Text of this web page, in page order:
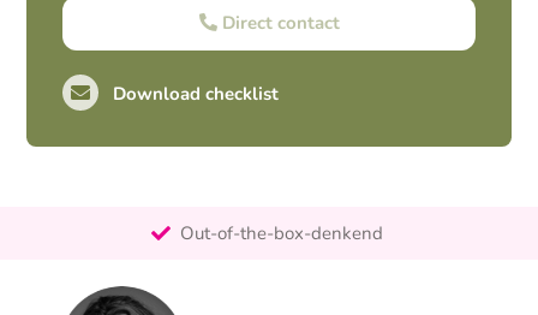
Direct contact
Download checklist
Out-of-the-box-denkend